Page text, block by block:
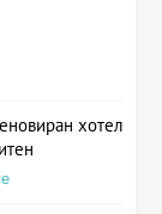
хотел